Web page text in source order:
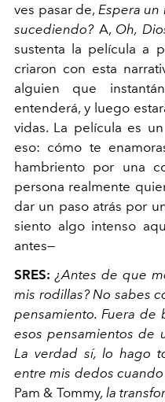
ves pasar de, Espera un
sucediendo?A, Oh,
sustenta la película a
criaron con esta
alguien que
entenderá, y luego
vidas. La película es
eso: cómo te
hambriento por una
persona realmente
dar un paso atrás por
siento algo intenso
antes—
SRES: ¿Antes de que
mis rodillas? No sabes
pensamiento. Fuera de
esos pensamientos de
La verdad sí, lo hago
entre mis dedos
Pam & Tommy, la